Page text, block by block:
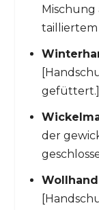
Mischung
tailliertem
gefüttert.]
der